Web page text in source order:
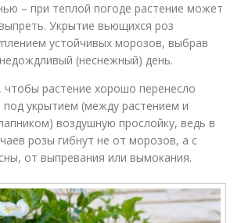
– при теплой погоде растение может
Укрытие вьющихся роз
устойчивых морозов, выбрав
(неснежный) день.
чтобы растение хорошо перенесло
под укрытием (между растением и
воздушную прослойку, ведь в
розы гибнут не от морозов, а с
от выпревания или вымокания.